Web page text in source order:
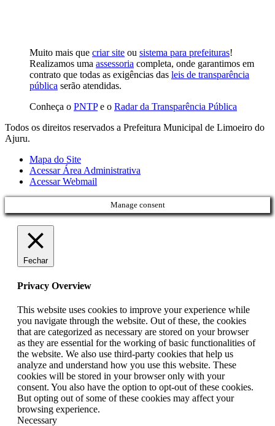
Muito mais que criar site ou sistema para prefeituras!
Realizamos uma assessoria completa, onde garantimos em
contrato que todas as exigências das leis de transparência
pública serão atendidas.
Conheça o PNTPe o Radar da Transparência Pública
Todos os direitos reservados a Prefeitura Municipal de Limoeiro do
Ajuru.
Mapa do Site
Acessar Área Administrativa
Acessar Webmail
Manage consent
Fechar
Privacy Overview
This website uses cookies to improve your experience while
you navigate through the website. Out of these, the cookies
that are categorized as necessary are stored on your browser
as they are essential for the working of basic functionalities of
the website. We also use third-party cookies that help us
analyze and understand how you use this website. These
cookies will be stored in your browser only with your
consent. You also have the option to opt-out of these cookies.
But opting out of some of these cookies may affect your
browsing experience.
Necessary